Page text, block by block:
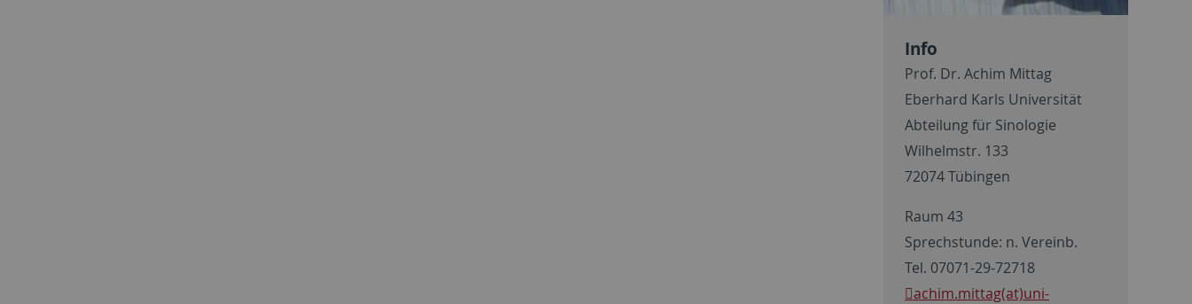
Info
Prof. Dr. Achim Mittag
Eberhard Karls Universität
Abteilung für Sinologie
Wilhelmstr. 133
72074 Tübingen
Raum 43
Sprechstunde: n. Vereinb.
Tel. 07071-29-72718
achim.mittag(at)uni-